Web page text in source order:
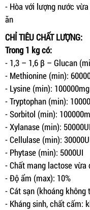
- Hòa với lượng nước
ăn
CHỈ TIÊU CHẤT LƯỢNG:
Trong 1 kg có:
- 1,3 – 1,6 β – Glucan
- Methionine (min):
- Lysine (min): 100000mg
- Tryptophan (min):
- Sorbitol (min):
- Xylanase (min): 50000UI
- Cellulase (min):
- Phytase (min): 5000UI
- Chất mang lactose vừa
- Độ ẩm (max): 10%
- Cát sạn (khoáng không
- Kháng sinh, chất cấm: